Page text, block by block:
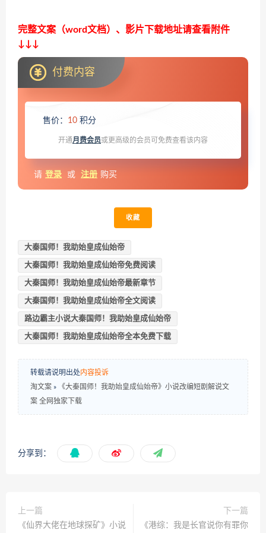
完整文案（word文档）、影片下载地址请查看附件
↓↓↓
付费内容
售价： 10 积分
开通月费会员或更高级的会员可免费查看该内容
请 登录 或 注册 购买
收藏
大秦国师！我助始皇成仙始帝
大秦国师！我助始皇成仙始帝免费阅读
大秦国师！我助始皇成仙始帝最新章节
大秦国师！我助始皇成仙始帝全文阅读
路边霸主小说大秦国师！我助始皇成仙始帝
大秦国师！我助始皇成仙始帝全本免费下载
转载请说明出处内容投诉
淘文案 »
《大秦国师！我助始皇成仙始帝》小说改编短剧解说文
案 全网独家下载
分享到：
上一篇
《仙界大佬在地球探矿》小说
下一篇
《港综：我是长官说你有罪你